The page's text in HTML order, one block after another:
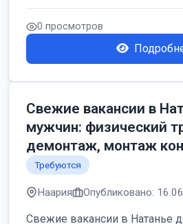
женщин от хозя...
0 просмотров
Свежие вакансии в
мужчин: физический
демонтаж, монтаж
Требуются
Наария Опубликовано:
Свежие вакансии в Натанье